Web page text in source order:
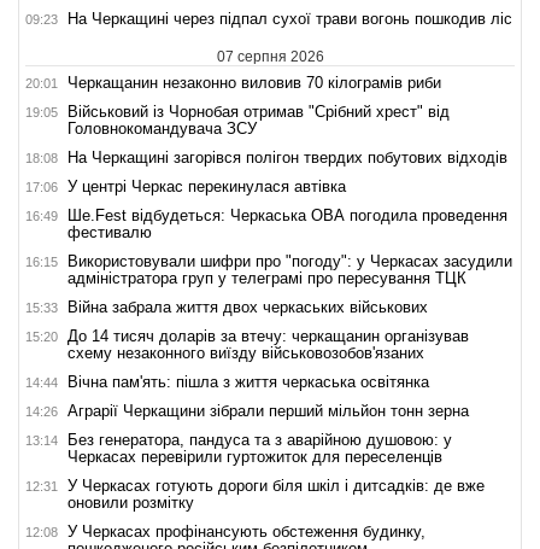
09:23 На Черкащині через підпал сухої трави вогонь пошкодив ліс
07 серпня 2026
20:01 Черкащанин незаконно виловив 70 кілограмів риби
19:05
Військовий із Чорнобая отримав "Срібний хрест" від
Головнокомандувача ЗСУ
18:08 На Черкащині загорівся полігон твердих побутових відходів
17:06 У центрі Черкас перекинулася автівка
16:49
Ше.Fest відбудеться: Черкаська ОВА погодила проведення
фестивалю
16:15
Використовували шифри про "погоду": у Черкасах засудили
адміністратора груп у телеграмі про пересування ТЦК
15:33 Війна забрала життя двох черкаських військових
15:20
До 14 тисяч доларів за втечу: черкащанин організував
схему незаконного виїзду військовозобов'язаних
14:44 Вічна пам'ять: пішла з життя черкаська освітянка
14:26 Аграрії Черкащини зібрали перший мільйон тонн зерна
13:14
Без генератора, пандуса та з аварійною душовою: у
Черкасах перевірили гуртожиток для переселенців
12:31
У Черкасах готують дороги біля шкіл і дитсадків: де вже
оновили розмітку
12:08
У Черкасах профінансують обстеження будинку,